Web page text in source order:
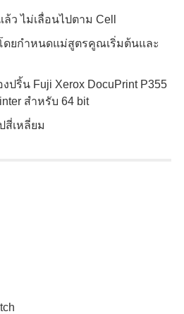
ว ไม่เลื่อนไปตาม Cell
ยกำหนดแม่สูตรคูณเริ่มต้นและ
ปริ้น Fuji Xerox DocuPrint P355
สำหรับ 64 bit
สี่เหลี่ยม